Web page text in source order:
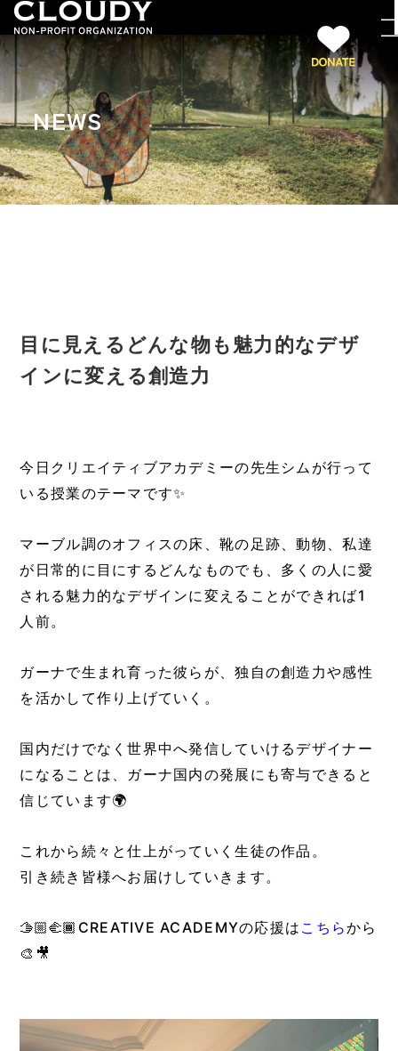
NEWS
目に見えるどんな物も魅力的なデザ
インに変える創造力
今日クリエイティブアカデミーの先生シムが行って
いる授業のテーマです✨
マーブル調のオフィスの床、靴の足跡、動物、私達
が日常的に目にするどんなものでも、多くの人に愛
される魅力的なデザインに変えることができれば1
人前。
ガーナで生まれ育った彼らが、独自の創造力や感性
を活かして作り上げていく。
国内だけでなく世界中へ発信していけるデザイナー
になることは、ガーナ国内の発展にも寄与できると
信じています🌍
これから続々と仕上がっていく生徒の作品。
引き続き皆様へお届けしていきます。
🫱🏼‍🫲🏾CREATIVE ACADEMYの応援は こちらから
🎨🎥